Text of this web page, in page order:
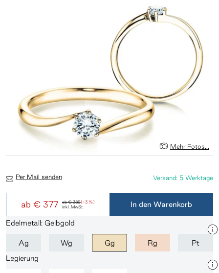
Mehr Fotos...
ab€ 389(-3 %)
ab € 377 inkl. MwSt.
Versand: 5 Werktage
Per Mail senden
In den Warenkorb
Edelmetall: Gelbgold
Ag Wg Gg Rg
Pt
Legierung